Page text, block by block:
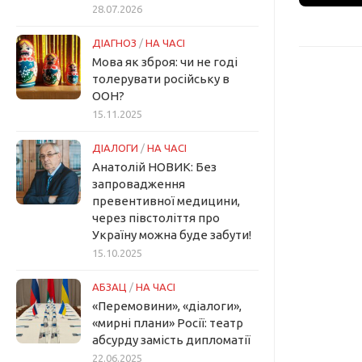
28.07.2026
ДІАГНОЗ / НА ЧАСІ
Мова як зброя: чи не годі
толерувати російську в
ООН?
15.11.2025
ДІАЛОГИ / НА ЧАСІ
Анатолій НОВИК: Без
запровадження
превентивної медицини,
через півстоліття про
Україну можна буде забути!
15.10.2025
АБЗАЦ / НА ЧАСІ
«Перемовини», «діалоги»,
«мирні плани» Росії: театр
абсурду замість дипломатії
22.06.2025